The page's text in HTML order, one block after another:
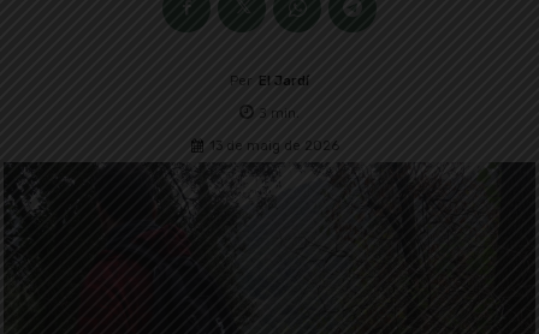
Per El Jardí
3 min.
13 de maig de 2026